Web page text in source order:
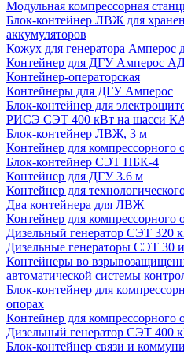
Модульная компрессорная
Блок-контейнер ЛВЖ для
аккумуляторов
Кожух для генератора Амперос
Контейнер для ДГУ Амперос
Контейнер-операторская
Контейнеры для ДГУ Амперос
Блок-контейнер для
РИСЭ СЭТ 400 кВт на шасси
Блок-контейнер ЛВЖ, 3 м
Контейнер для компрессорного
Блок-контейнер СЭТ ПБК-4
Контейнер для ДГУ 3.6 м
Контейнер для
Два контейнера для ЛВЖ
Контейнер для компрессорного
Дизельный генератор СЭТ 320
Дизельные генераторы СЭТ 30
Контейнеры во
автоматической системы
Блок-контейнер для
опорах
Контейнер для компрессорного
Дизельный генератор СЭТ 400
Блок-контейнер связи и